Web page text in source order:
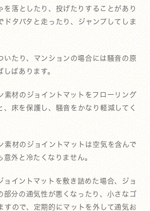
を落としたり、投げたりすることがあり
ドタバタと走ったり、ジャンプしてしま
いたり、マンションの場合には騒音の原
しばあります。
素材のジョイントマットをフローリング
、床を保護し、騒音をかなり軽減してく
素材のジョイントマットは空気を含んで
意外と冷たくなりません。
ョイントマットを敷き詰めた場合、ジョ
部分の通気性が悪くなったり、小さなゴ
すので、定期的にマットを外して通気お